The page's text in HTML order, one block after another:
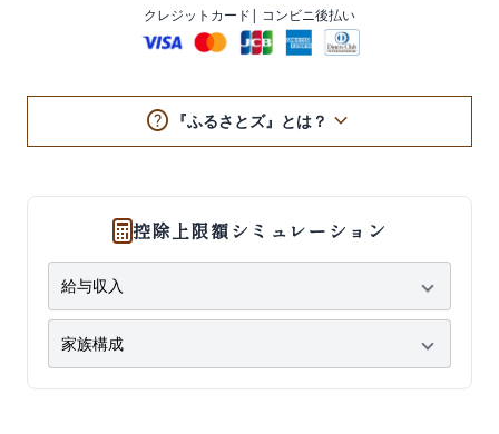
クレジットカード| コンビニ後払い
help 『ふるさとズ』とは？ keyboard_arrow_down
控除上限額シミュレーション